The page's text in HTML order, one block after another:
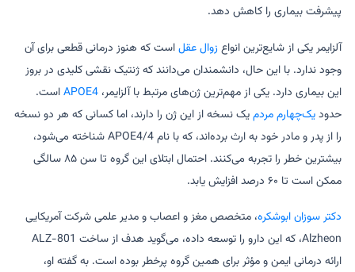
پیشرفت بیماری را کاهش دهد.
آلزایمر یکی از شایع‌ترین انواع زوال عقلاست که هنوز درمانی قطعی برای آن
وجود ندارد. با این حال، دانشمندان می‌دانند که ژنتیک نقشی کلیدی در بروز
این بیماری دارد. یکی از مهم‌ترین ژن‌های مرتبط با آلزایمر،APOE4است.
حدودیک‌چهارم مردمیک نسخه از این ژن را دارند، اما کسانی که هر دو نسخه
را از پدر و مادر خود به ارث برده‌اند، که با نام APOE4/4 شناخته می‌شود،
بیشترین خطر را تجربه می‌کنند. احتمال ابتلای این گروه تا سن ۸۵ سالگی
ممکن است تا ۶۰ درصد افزایش یابد.
دکتر سوزان ابوشکره، متخصص مغز و اعصاب و مدیر علمی شرکت آمریکایی
Alzheon، که این دارو را توسعه داده، می‌گوید هدف از ساخت ALZ-801
ارائه درمانی ایمن و مؤثر برای همین گروه پرخطر بوده است. به گفته او،